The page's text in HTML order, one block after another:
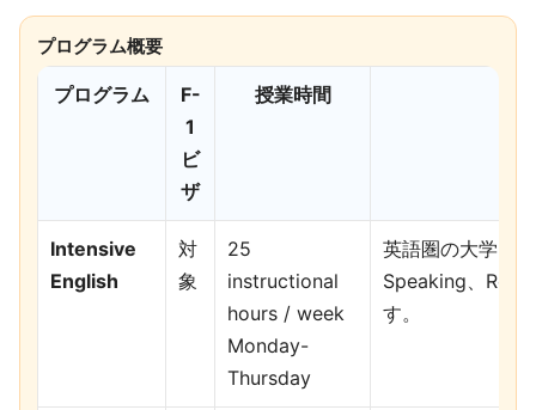
プログラム概要
プログラム
F-
1
ビ
ザ
授業時間
Intensive
English
対
象
25
instructional
hours / week
Monday-
Thursday
英語圏の大学・
Speaking、
す。